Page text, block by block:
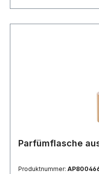
Parfümflasche
Produktnummer: